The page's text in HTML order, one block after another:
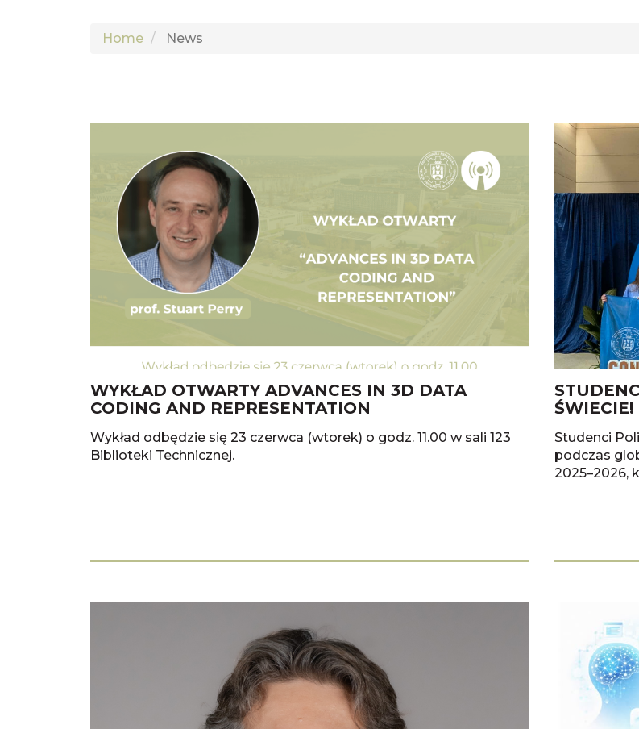
Home News
WYKŁAD OTWARTY ADVANCES IN 3D DATA
CODING AND REPRESENTATION
Wykład odbędzie się 23 czerwca (wtorek) o godz. 11.00 w sali 123
Biblioteki Technicznej.
ŚWIECIE!
Studenci
podczas
2025–2026,